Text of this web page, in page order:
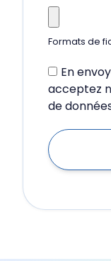
Formats de
En
acceptez
de